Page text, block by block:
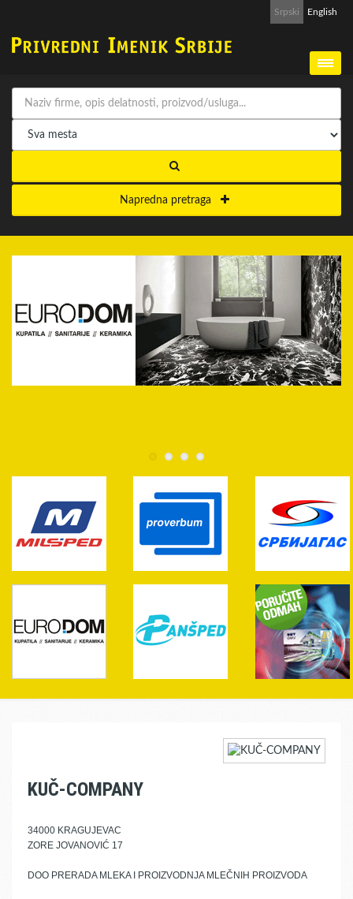
Srpski English
Napredna pretraga
KUČ-COMPANY
34000 KRAGUJEVAC
ZORE JOVANOVIĆ 17
DOO PRERADA MLEKA I PROIZVODNJA MLEČNIH PROIZVODA